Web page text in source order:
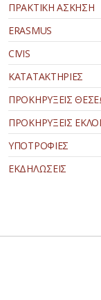
ΠΡΑΚΤΙΚΗ ΑΣΚΗΣΗ
ERASMUS
CIVIS
ΚΑΤΑΤΑΚΤΗΡΙΕΣ
ΠΡΟΚΗΡΥΞΕΙΣ
ΠΡΟΚΗΡΥΞΕΙΣ
ΥΠΟΤΡΟΦΙΕΣ
ΕΚΔΗΛΩΣΕΙΣ